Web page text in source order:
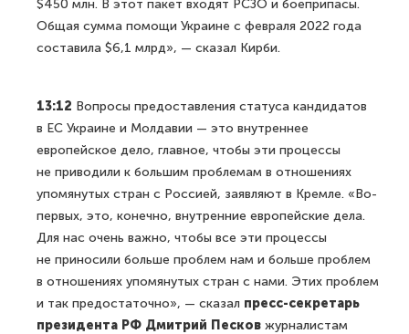
$450 млн. В этот пакет входят РСЗО и боеприпасы.
Общая сумма помощи Украине с февраля 2022 года
составила $6,1 млрд», — сказал Кирби.
13:12 Вопросы предоставления статуса кандидатов
в ЕС Украине и Молдавии — это внутреннее
европейское дело, главное, чтобы эти процессы
не приводили к большим проблемам в отношениях
упомянутых стран с Россией, заявляют в Кремле. «Во-
первых, это, конечно, внутренние европейские дела.
Для нас очень важно, чтобы все эти процессы
не приносили больше проблем нам и больше проблем
в отношениях упомянутых стран с нами. Этих проблем
и так предостаточно», — сказал пресс-секретарь
президента РФ Дмитрий Песков журналистам